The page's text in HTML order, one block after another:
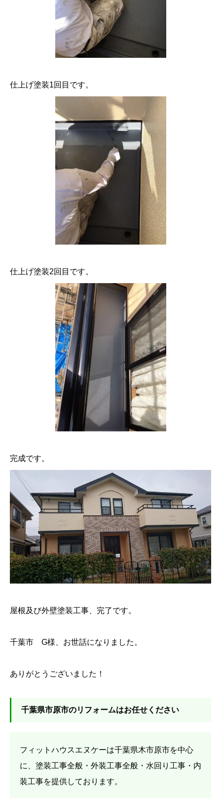
仕上げ塗装1回目です。
仕上げ塗装2回目です。
完成です。
屋根及び外壁塗装工事、完了です。
千葉市 G様、お世話になりました。
ありがとうございました！
千葉県市原市のリフォームはお任せください
フィットハウスエヌケーは千葉県木市原市を中心
に、塗装工事全般・外装工事全般・水回り工事・内
装工事を提供しております。